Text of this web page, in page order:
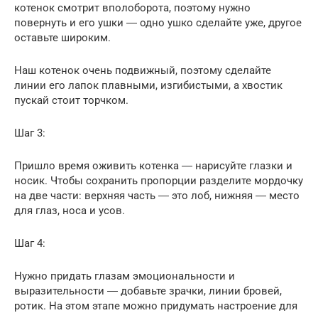
котенок смотрит вполоборота, поэтому нужно
повернуть и его ушки ― одно ушко сделайте уже, другое
оставьте широким.
Наш котенок очень подвижный, поэтому сделайте
линии его лапок плавными, изгибистыми, а хвостик
пускай стоит торчком.
Шаг 3:
Пришло время оживить котенка ― нарисуйте глазки и
носик. Чтобы сохранить пропорции разделите мордочку
на две части: верхняя часть ― это лоб, нижняя ― место
для глаз, носа и усов.
Шаг 4:
Нужно придать глазам эмоциональности и
выразительности ― добавьте зрачки, линии бровей,
ротик. На этом этапе можно придумать настроение для